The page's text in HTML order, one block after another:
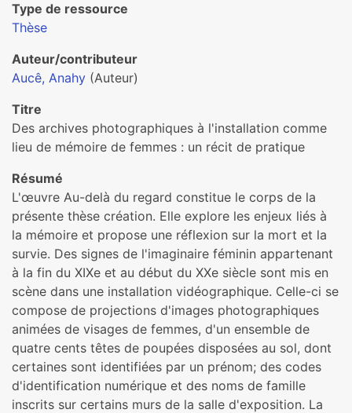
Type de ressource
Thèse
Auteur/contributeur
Aucê, Anahy (Auteur)
Titre
Des archives photographiques à l'installation comme
lieu de mémoire de femmes : un récit de pratique
Résumé
L'œuvre Au-delà du regard constitue le corps de la
présente thèse création. Elle explore les enjeux liés à
la mémoire et propose une réflexion sur la mort et la
survie. Des signes de l'imaginaire féminin appartenant
à la fin du XIXe et au début du XXe siècle sont mis en
scène dans une installation vidéographique. Celle-ci se
compose de projections d'images photographiques
animées de visages de femmes, d'un ensemble de
quatre cents têtes de poupées disposées au sol, dont
certaines sont identifiées par un prénom; des codes
d'identification numérique et des noms de famille
inscrits sur certains murs de la salle d'exposition. La